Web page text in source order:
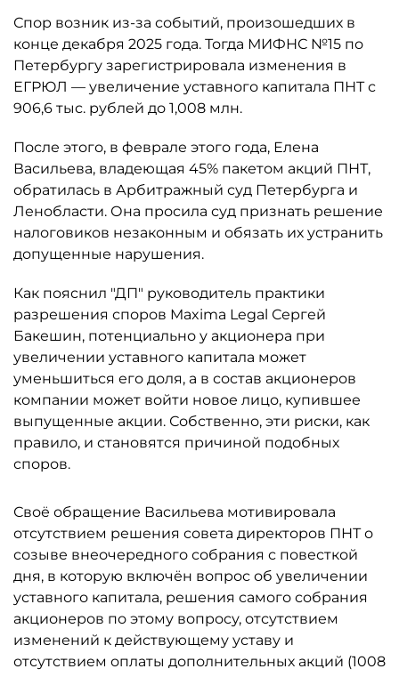
Спор возник из-за событий, произошедших в
конце декабря 2025 года. Тогда МИФНС №15 по
Петербургу зарегистрировала изменения в
ЕГРЮЛ — увеличение уставного капитала ПНТ с
906,6 тыс. рублей до 1,008 млн.
После этого, в феврале этого года, Елена
Васильева, владеющая 45% пакетом акций ПНТ,
обратилась в Арбитражный суд Петербурга и
Ленобласти. Она просила суд признать решение
налоговиков незаконным и обязать их устранить
допущенные нарушения.
Как пояснил "ДП" руководитель практики
разрешения споров Maxima Legal Сергей
Бакешин, потенциально у акционера при
увеличении уставного капитала может
уменьшиться его доля, а в состав акционеров
компании может войти новое лицо, купившее
выпущенные акции. Собственно, эти риски, как
правило, и становятся причиной подобных
споров.
Своё обращение Васильева мотивировала
отсутствием решения совета директоров ПНТ о
созыве внеочередного собрания с повесткой
дня, в которую включён вопрос об увеличении
уставного капитала, решения самого собрания
акционеров по этому вопросу, отсутствием
изменений к действующему уставу и
отсутствием оплаты дополнительных акций (1008